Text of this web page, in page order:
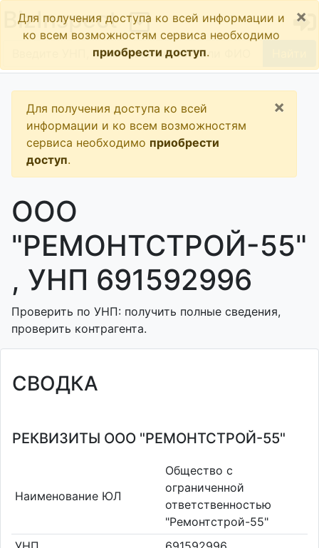
BizInspect
Для получения доступа ко всей информации и
ко всем возможностям сервиса необходимо
приобрести доступ.
×
Для получения доступа ко всей
информации и ко всем возможностям
сервиса необходимо приобрести
доступ.
×
ООО
"РЕМОНТСТРОЙ-55"
, УНП 691592996
Проверить по УНП: получить полные сведения,
проверить контрагента.
СВОДКА
РЕКВИЗИТЫ ООО "РЕМОНТСТРОЙ-55"
Наименование ЮЛ
Общество с
ограниченной
ответственностью
"Ремонтстрой-55"